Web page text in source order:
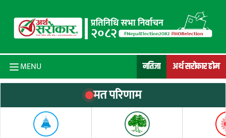
MENU नतिजा अर्थ सरोकार होम
मत परिणाम